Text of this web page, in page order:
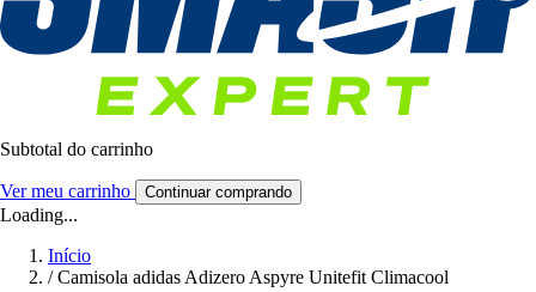
Subtotal do carrinho
Ver meu carrinho Continuar comprando
Loading...
Início
/ Camisola adidas Adizero Aspyre Unitefit Climacool